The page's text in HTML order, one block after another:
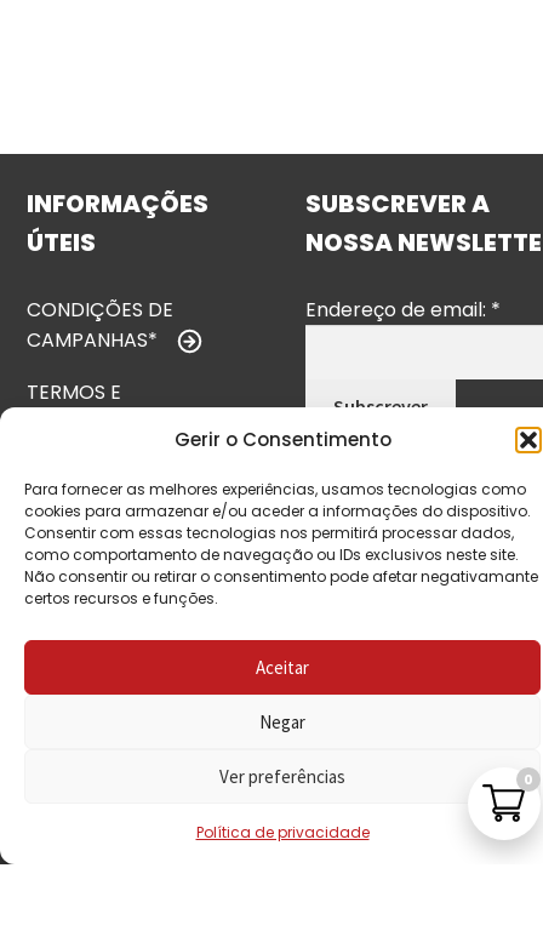
Gerir o Consentimento
Para fornecer as melhores experiências, usamos tecnologias como
cookies para armazenar e/ou aceder a informações do dispositivo.
Consentir com essas tecnologias nos permitirá processar dados,
como comportamento de navegação ou IDs exclusivos neste site.
Não consentir ou retirar o consentimento pode afetar negativamante
certos recursos e funções.
Aceitar
Negar
Ver preferências
Política de privacidade
INFORMAÇÕES
ÚTEIS
CONDIÇÕES DE
CAMPANHAS*
TERMOS E
PRIVACIDADE
POLÍTICA DE
REEMBOLSO
LIVRO DE
SUBSCREVER A
NOSSA
Endereço de email: *
0